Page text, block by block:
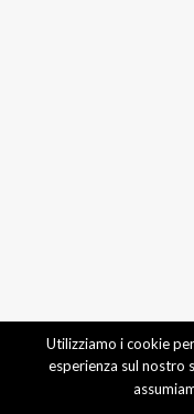
Utilizziamo i cookie
esperienza sul nostro